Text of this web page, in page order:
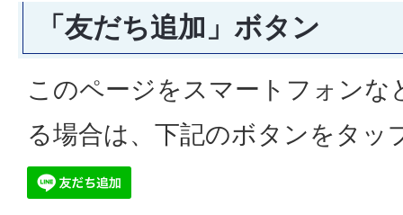
「友だち追加」ボタン
このページをスマートフォンな
る場合は、下記のボタンをタッ